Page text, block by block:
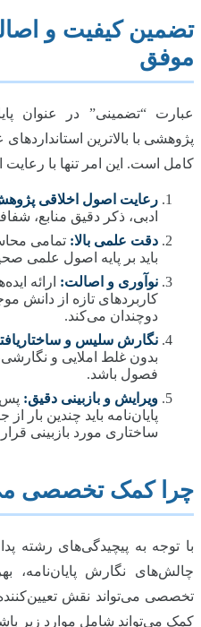
تضمین کیفیت و
موفق
عبارت “تضمینی” در عنوان
پژوهشی با بالاترین
کامل است. این امر تنها با
رعایت اصول اخلاقی
ادبی، ذکر دقیق منابع،
دقت علمی بالا: تمامی
باید بر پایه اصول علمی
نوآوری و اصالت: ارائه
کاربردهای تازه از دانش
دوچندان می‌کند.
نگارش سلیس و
بدون غلط املایی و
فصول باشد.
ویرایش و بازبینی دقیق: پس
پایان‌نامه باید چندین بار
ساختاری مورد بازبینی
چرا کمک تخصصی
با توجه به پیچیدگی‌های رشته
چالش‌های نگارش پایان‌نامه،
تخصصی می‌تواند نقش
کمک می‌تواند شامل موارد زیر